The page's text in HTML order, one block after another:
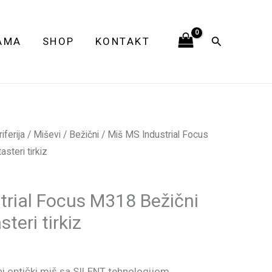
SHOP KONTAKT Pretraga
/ Miševi / Bežični / Miš MS Industrial Focus
tirkiz
Focus M318 Bežični
tirkiz
količina